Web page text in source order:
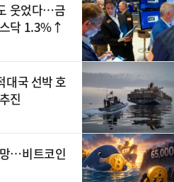
웃었다…금
닥 1.3%↑
대국 선박 호
진
…비트코인